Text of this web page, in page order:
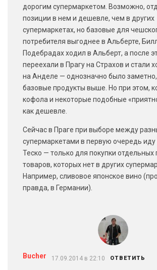
дорогим супермаркетом. Возможно,
позиции в нем и дешевле, чем в других
супермаркетах, но базовые для
потребителя выгоднее в Альберте,
Подебрадах ходил в Альберт, а после
переехали в Прагу на Страхов и стали
на Анделе — однозначно было
базовые продукты выше. Но при этом,
кофола и некоторые подобные
как дешевле.
Сейчас в Праге при выборе между
супермаркетами в первую очередь иду
Теско — только для покупки отдельных
товаров, которых нет в других
Например, сливовое японское вино
правда, в Германии).
Bucher 17.09.2014 в 22:10 ОТВЕТИТЬ